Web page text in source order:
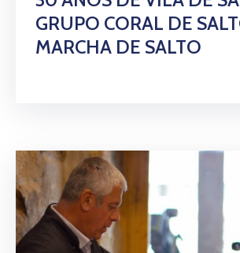
GRUPO CORAL DE
MARCHA DE SALTO